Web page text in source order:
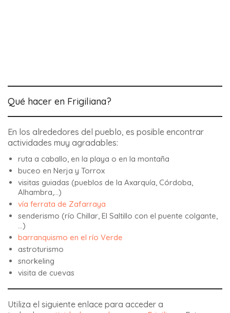
Qué hacer en Frigiliana?
En los alrededores del pueblo, es posible encontrar
actividades muy agradables:
ruta a caballo, en la playa o en la montaña
buceo en Nerja y Torrox
visitas guiadas (pueblos de la Axarquía, Córdoba,
Alhambra,…)
vía ferrata de Zafarraya
senderismo (río Chillar, El Saltillo con el puente colgante,
…)
barranquismo en el río Verde
astroturismo
snorkeling
visita de cuevas
Utiliza el siguiente enlace para acceder a